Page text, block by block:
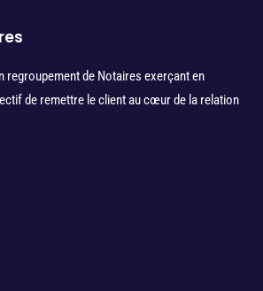
regroupement de Notaires exerçant en
de remettre le client au cœur de la relation